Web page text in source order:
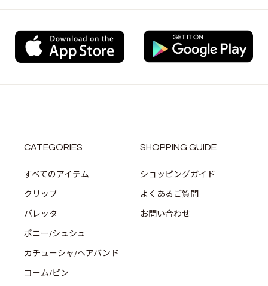
CATEGORIES
すべてのアイテム
クリップ
バレッタ
ポニー/シュシュ
カチューシャ/ヘアバンド
コーム/ピン
SHOPPING GUIDE
ショッピングガイド
よくあるご質問
お問い合わせ